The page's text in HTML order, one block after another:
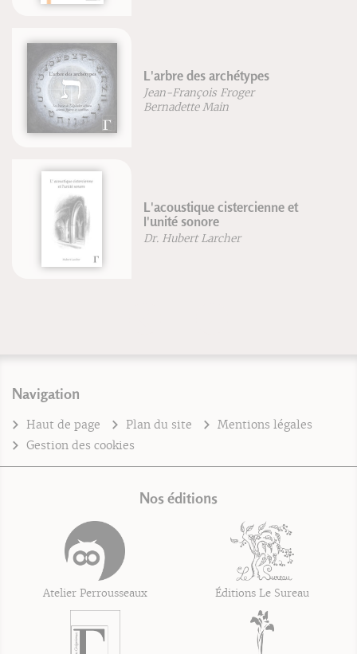
L'arbre des archétypes
Jean-François Froger
Bernadette Main
L'acoustique cistercienne et
l'unité sonore
Dr. Hubert Larcher
Navigation
Haut de page Plan du site
Mentions légales
Gestion des cookies
Nos éditions
Atelier Perrousseaux Éditions Le Sureau